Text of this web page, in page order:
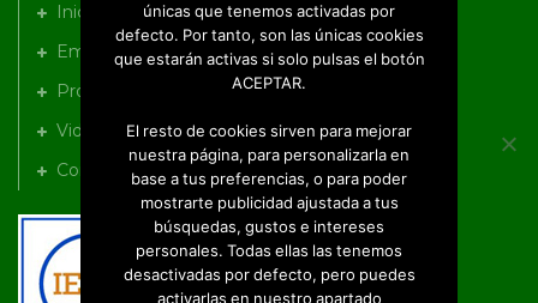
Inicio
Empresa
Productos
Videos
Contacto
únicas que tenemos activadas por
defecto. Por tanto, son las únicas cookies
que estarán activas si solo pulsas el botón
ACEPTAR.
El resto de cookies sirven para mejorar
nuestra página, para personalizarla en
base a tus preferencias, o para poder
mostrarte publicidad ajustada a tus
búsquedas, gustos e intereses
personales. Todas ellas las tenemos
desactivadas por defecto, pero puedes
activarlas en nuestro apartado